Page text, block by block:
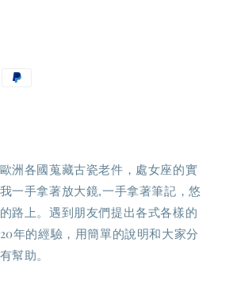
洲各國蒐藏古瓷老件，處女座的實
一手拿著放大鏡,一手拿著筆記，悠
路上。遇到朋友們提出各式各樣的
年的經驗，用簡單的說明和大家分
幫助。